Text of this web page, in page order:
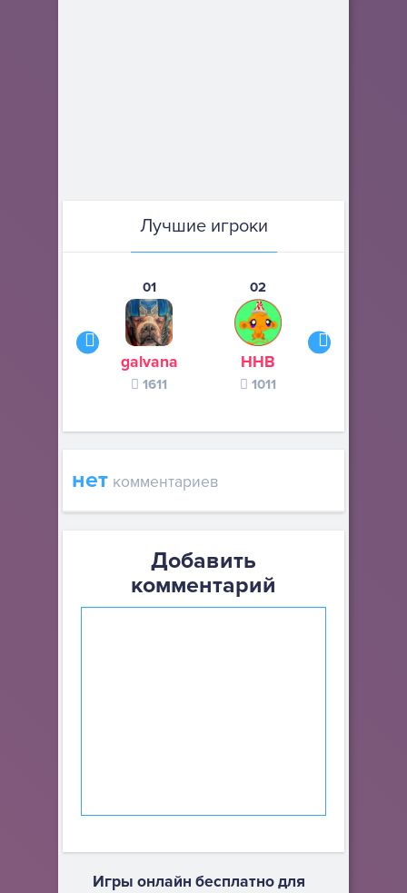
Лучшие игроки
01
galvana
1611
02
ННВ
1011
нет комментариев
Добавить
комментарий
Игры онлайн бесплатно для